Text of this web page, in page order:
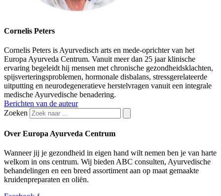
Cornelis Peters
Cornelis Peters is Ayurvedisch arts en mede-oprichter van het
Europa Ayurveda Centrum. Vanuit meer dan 25 jaar klinische
ervaring begeleidt hij mensen met chronische gezondheidsklachten,
spijsverteringsproblemen, hormonale disbalans, stressgerelateerde
uitputting en neurodegeneratieve herstelvragen vanuit een integrale
medische Ayurvedische benadering.
Berichten van de auteur
Zoeken
Over Europa Ayurveda Centrum
Wanneer jij je gezondheid in eigen hand wilt nemen ben je van harte
welkom in ons centrum. Wij bieden ABC consulten, Ayurvedische
behandelingen en een breed assortiment aan op maat gemaakte
kruidenpreparaten en oliën.